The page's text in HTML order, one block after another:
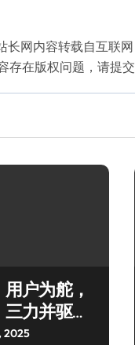
长网内容转载自互联
存在版权问题，请提
户为舵，
力并驱引
2025